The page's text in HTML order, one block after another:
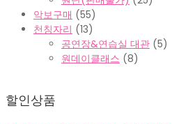
악보구매 (55)
천칭자리 (13)
공연장&연습실 대관 (5)
원데이클래스 (8)
할인상품